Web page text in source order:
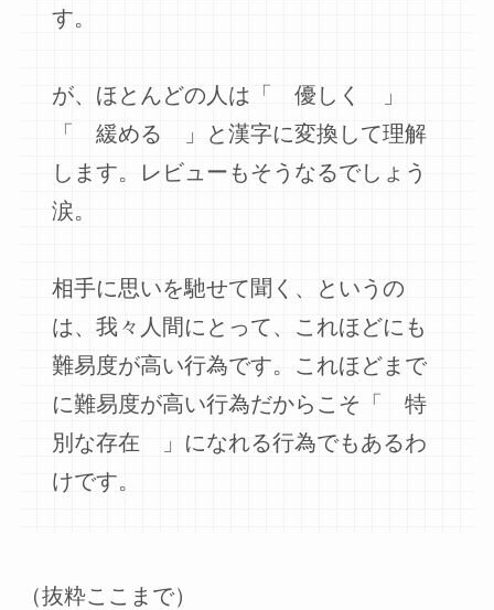
す。
が、ほとんどの人は「 優しく 」
「 緩める 」と漢字に変換して理解
します。レビューもそうなるでしょう
涙。
相手に思いを馳せて聞く、というの
は、我々人間にとって、これほどにも
難易度が高い行為です。これほどまで
に難易度が高い行為だからこそ「 特
別な存在 」になれる行為でもあるわ
けです。
（抜粋ここまで）